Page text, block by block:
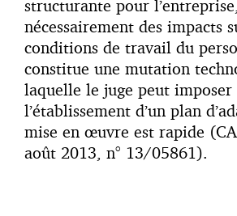
structurante pour
nécessairement des impacts
conditions de travail du
constitue une mutation
laquelle le juge peut imposer
l’établissement d’un plan
mise en œuvre est rapide
août 2013, n° 13/05861).